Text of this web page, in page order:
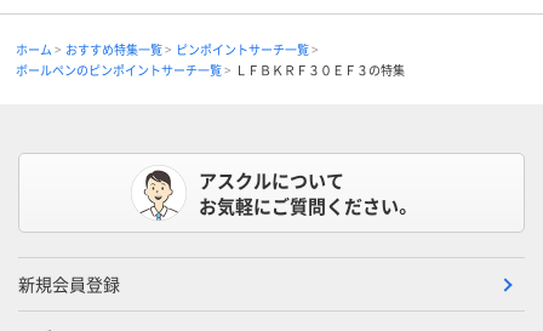
ホーム おすすめ特集一覧
ピンポイントサーチ一覧
ボールペンのピンポイントサーチ一覧
ＬＦＢＫＲＦ３０ＥＦ３の特集
アスクルについて
お気軽にご質問ください。
新規会員登録